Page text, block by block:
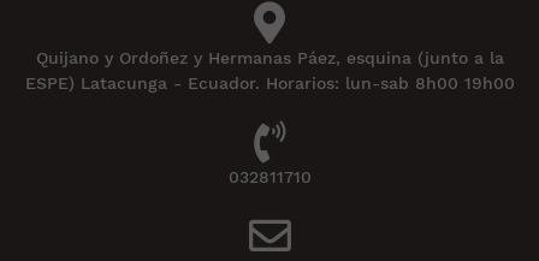
Quijano y Ordoñez y Hermanas Páez, esquina (junto a la
ESPE) Latacunga - Ecuador. Horarios: lun-sab 8h00 19h00
032811710